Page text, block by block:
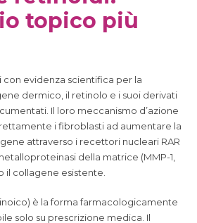
topico più
con evidenza scientifica per la
dermico, il retinolo e i suoi derivati
Il loro meccanismo d’azione
i fibroblasti ad aumentare la
attraverso i recettori nucleari RAR
della matrice (MMP-1,
il collagene esistente.
è la forma farmacologicamente
solo su prescrizione medica. Il